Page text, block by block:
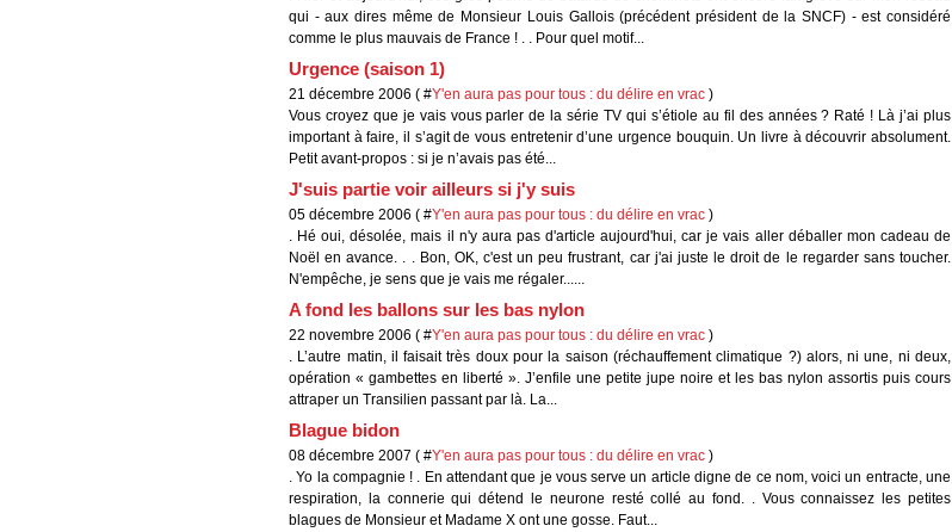
qui - aux dires même de Monsieur Louis Gallois (précédent président de la SNCF) - est considéré
comme le plus mauvais de France ! . . Pour quel motif...
Urgence (saison 1)
21 décembre 2006 ( #Y'en aura pas pour tous : du délire en vrac )
Vous croyez que je vais vous parler de la série TV qui s’étiole au fil des années ? Raté ! Là j’ai plus
important à faire, il s’agit de vous entretenir d’une urgence bouquin. Un livre à découvrir absolument.
Petit avant-propos : si je n’avais pas été...
J'suis partie voir ailleurs si j'y suis
05 décembre 2006 ( #Y'en aura pas pour tous : du délire en vrac )
. Hé oui, désolée, mais il n'y aura pas d'article aujourd'hui, car je vais aller déballer mon cadeau de
Noël en avance. . . Bon, OK, c'est un peu frustrant, car j'ai juste le droit de le regarder sans toucher.
N'empêche, je sens que je vais me régaler......
A fond les ballons sur les bas nylon
22 novembre 2006 ( #Y'en aura pas pour tous : du délire en vrac )
. L’autre matin, il faisait très doux pour la saison (réchauffement climatique ?) alors, ni une, ni deux,
opération « gambettes en liberté ». J’enfile une petite jupe noire et les bas nylon assortis puis cours
attraper un Transilien passant par là. La...
Blague bidon
08 décembre 2007 ( #Y'en aura pas pour tous : du délire en vrac )
. Yo la compagnie ! . En attendant que je vous serve un article digne de ce nom, voici un entracte, une
respiration, la connerie qui détend le neurone resté collé au fond. . Vous connaissez les petites
blagues de Monsieur et Madame X ont une gosse. Faut...